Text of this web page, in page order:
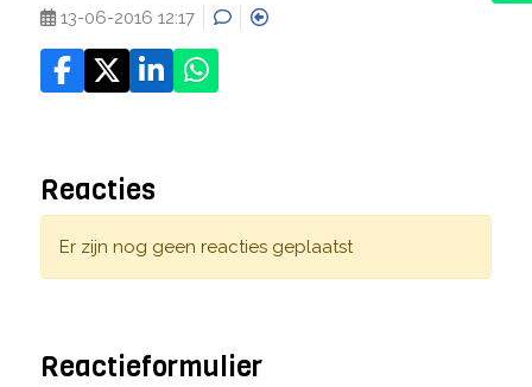
13-06-2016 12:17
Reacties
Er zijn nog geen reacties geplaatst
Reactieformulier